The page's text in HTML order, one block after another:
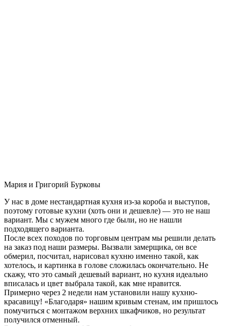
Мария и Григорий Бурковы
У нас в доме нестандартная кухня из-за короба и выступов,
поэтому готовые кухни (хоть они и дешевле) — это не наш
вариант. Мы с мужем много где были, но не нашли
подходящего варианта.
После всех походов по торговым центрам мы решили делать
на заказ под наши размеры. Вызвали замерщика, он все
обмерил, посчитал, нарисовал кухню именно такой, как
хотелось, и картинка в голове сложилась окончательно. Не
скажу, что это самый дешевый вариант, но кухня идеально
вписалась и цвет выбрала такой, как мне нравится.
Примерно через 2 недели нам установили нашу кухню-
красавицу! «Благодаря» нашим кривым стенам, им пришлось
помучиться с монтажом верхних шкафчиков, но результат
получился отменный.